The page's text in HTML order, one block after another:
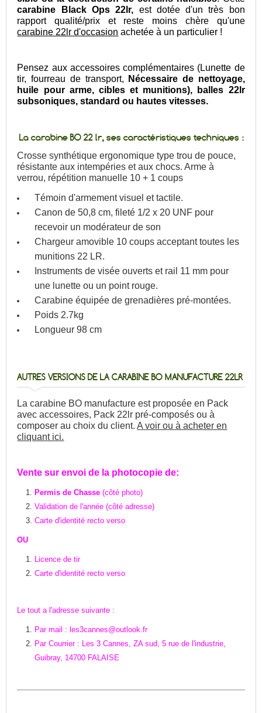
carabine Black Ops 22lr, est dotée d'un très bon
rapport qualité/prix et reste moins chère qu'une
carabine 22lr d'occasion achetée à un particulier !
Pensez aux accessoires complémentaires (Lunette de
tir, fourreau de transport,
Nécessaire de nettoyage,
huile pour arme, cibles et munitions), balles 22lr
subsoniques, standard ou hautes vitesses.
La carabine BO 22 lr, ses caractéristiques techniques :
Crosse synthétique ergonomique type trou de pouce,
résistante aux intempéries et aux chocs. Arme à
verrou, répétition manuelle 10 + 1 coups
Témoin d'armement visuel et tactile.
Canon de 50,8 cm, fileté 1/2 x 20 UNF pour
recevoir un modérateur de son
Chargeur amovible 10 coups acceptant toutes les
munitions 22 LR.
Instruments de visée ouverts et rail 11 mm pour
une lunette ou un point rouge.
Carabine équipée de grenadières pré-montées.
Poids 2.7kg
Longueur 98 cm
AUTRES VERSIONS DE LA CARABINE BO MANUFACTURE 22LR
La carabine BO manufacture est proposée en Pack
avec accessoires, Pack 22lr pré-composés ou à
composer au choix du client.A voir ou à acheter en
cliquant ici.
Vente sur envoi de la photocopie de:
Permis de Chasse (côté photo)
Validation de l'année (côté adresse)
Carte d'identité recto verso
OU
Licence de tir
Carte d'identité recto verso
Le tout a l'adresse suivante :
Par mail : les3cannes@outlook.fr
Par Courrier : Les 3 Cannes, ZA sud, 5 rue de l'industrie,
Guibray, 14700 FALAISE